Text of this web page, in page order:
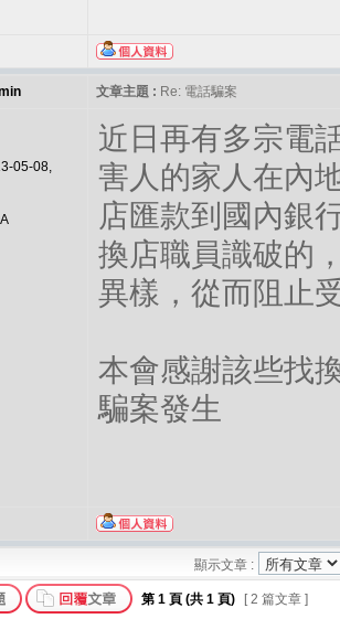
文章主題 : Re: 電話騙案
05-08,
近日再有多宗電
害人的家人在內
店匯款到國內銀
換店職員識破的
異樣，從而阻止
本會感謝該些找
騙案發生
顯示文章 :
第 1 頁 (共 1 頁) [ 2 篇文章 ]